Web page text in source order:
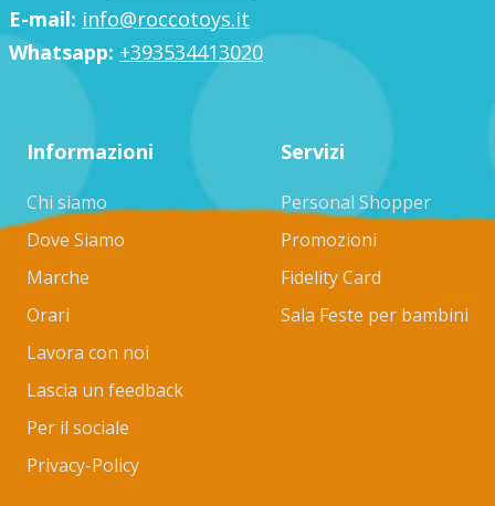
E-mail: info@roccotoys.it
Whatsapp: +393534413020
Informazioni
Chi siamo
Dove Siamo
Marche
Orari
Lavora con noi
Lascia un feedback
Per il sociale
Privacy-Policy
Servizi
Personal Shopper
Promozioni
Fidelity Card
Sala Feste per bambini